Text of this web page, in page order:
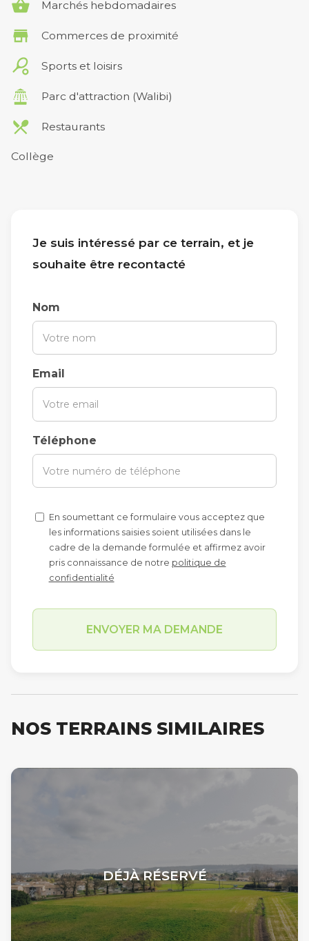
Marchés hebdomadaires
Commerces de proximité
Sports et loisirs
Parc d'attraction (Walibi)
Restaurants
Collège
Je suis intéressé par ce terrain, et je
souhaite être recontacté
Nom
Email
Téléphone
En soumettant ce formulaire vous acceptez que
les informations saisies soient utilisées dans le
cadre de la demande formulée et affirmez avoir
pris connaissance de notre politique de
confidentialité
NOS TERRAINS SIMILAIRES
DÉJÀ RÉSERVÉ